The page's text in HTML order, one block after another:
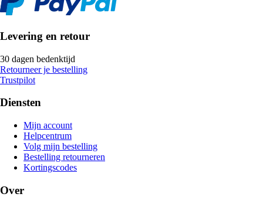
Levering en retour
30 dagen bedenktijd
Retourneer je bestelling
Trustpilot
Diensten
Mijn account
Helpcentrum
Volg mijn bestelling
Bestelling retourneren
Kortingscodes
Over